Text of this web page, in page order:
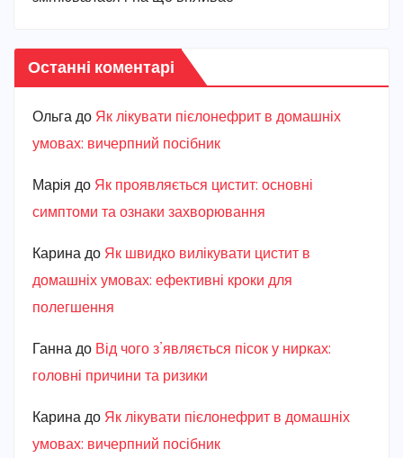
Останні коментарі
Ольга до Як лікувати пієлонефрит в домашніх
умовах: вичерпний посібник
Марiя до Як проявляється цистит: основні
симптоми та ознаки захворювання
Карина до Як швидко вилікувати цистит в
домашніх умовах: ефективні кроки для
полегшення
Ганна до Від чого з’являється пісок у нирках:
головні причини та ризики
Карина до Як лікувати пієлонефрит в домашніх
умовах: вичерпний посібник